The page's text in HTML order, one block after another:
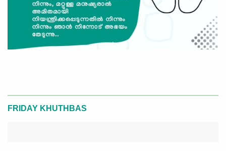
FRIDAY KHUTHBAS